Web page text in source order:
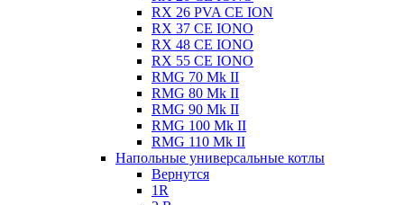
RX 26 PVA CE ION
RX 37 CE IONO
RX 48 CE IONO
RX 55 CE IONO
RMG 70 Mk II
RMG 80 Mk II
RMG 90 Mk II
RMG 100 Mk II
RMG 110 Mk II
Напольные универсальные котлы
Вернутся
1R